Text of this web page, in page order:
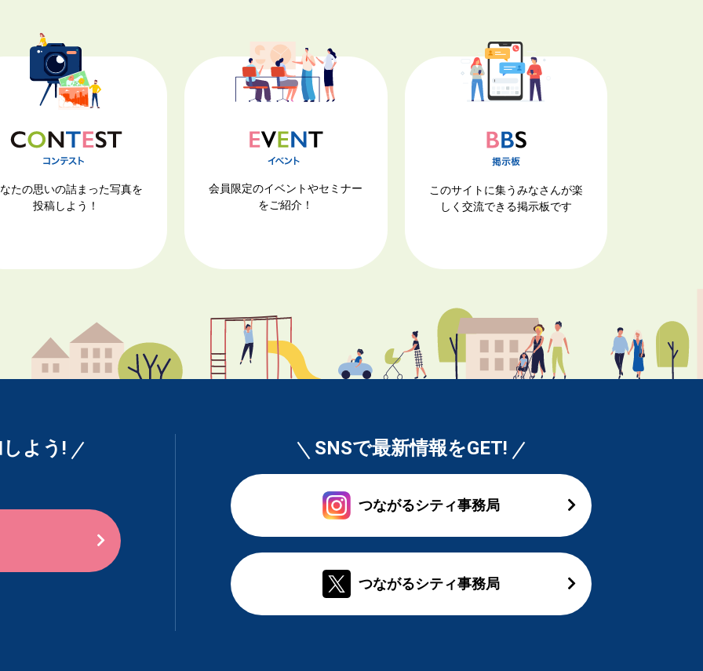
たの思いの詰まった写真を
投稿しよう！
会員限定のイベントやセミナー
をご紹介！
このサイトに集うみなさんが楽
しく交流できる掲示板です
よう! SNSで最新情報をGET!
つながるシティ事務局
つながるシティ事務局